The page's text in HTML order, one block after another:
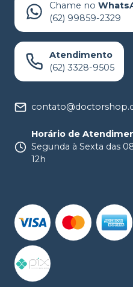
Chame no
(62) 99859-2329
Atendimento
(62) 3328-9505
Horário de
Segunda à Sexta das
12h